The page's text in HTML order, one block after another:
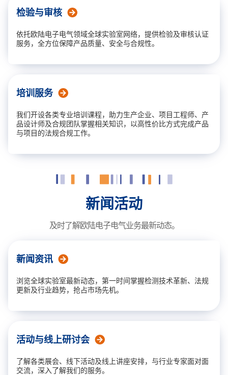
检验与审核
依托欧陆电子电气领域全球实验室网络，提供检验及审核认证
服务，全方位保障产品质量、安全与合规性。
培训服务
我们开设各类专业培训课程，助力生产企业、项目工程师、产
品设计师及合规团队掌握相关知识，以高性价比方式完成产品
与项目的法规合规工作。
新闻活动
及时了解欧陆电子电气业务最新动态。
新闻资讯
浏览全球实验室最新动态，第一时间掌握检测技术革新、法规
更新及行业趋势，抢占市场先机。
活动与线上研讨会
了解各类展会、线下活动及线上讲座安排，与行业专家面对面
交流，深入了解我们的服务。